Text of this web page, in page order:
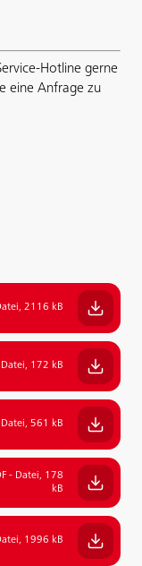
Hotline gerne
eine Anfrage zu
2116 kB
Datei, 172 kB
Datei, 561 kB
- Datei, 178
kB
1996 kB